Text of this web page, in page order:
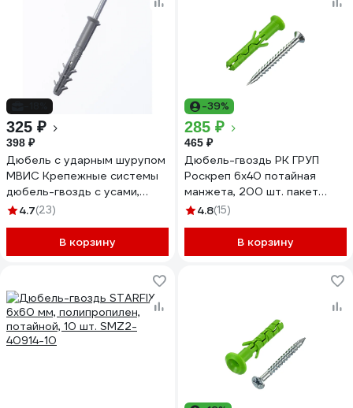
325 ₽
398 ₽
Дюбель с ударным шурупом
МВИС Крепежные системы
дюбель-гвоздь с усами,
6x60 мм, полипропилен,
4.7(23)
В корзину
-39%
285 ₽
465 ₽
Дюбель-гвоздь РК ГРУП
Роскреп 6x40 потайная
манжета, 200 шт. пакет
РКГ00016685
4.8(15)
В корзину